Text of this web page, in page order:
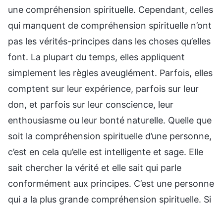
une compréhension spirituelle. Cependant, celles
qui manquent de compréhension spirituelle n’ont
pas les vérités-principes dans les choses qu’elles
font. La plupart du temps, elles appliquent
simplement les règles aveuglément. Parfois, elles
comptent sur leur expérience, parfois sur leur
don, et parfois sur leur conscience, leur
enthousiasme ou leur bonté naturelle. Quelle que
soit la compréhension spirituelle d’une personne,
c’est en cela qu’elle est intelligente et sage. Elle
sait chercher la vérité et elle sait qui parle
conformément aux principes. C’est une personne
qui a la plus grande compréhension spirituelle. Si